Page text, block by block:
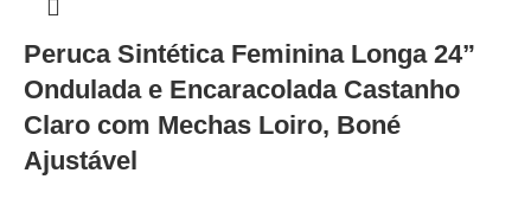
Peruca Sintética Feminina Longa 24”
Ondulada e Encaracolada Castanho
Claro com Mechas Loiro, Boné
Ajustável